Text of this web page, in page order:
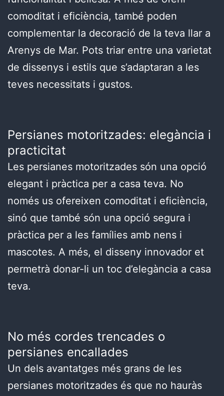
comoditat i eficiència, també poden
complementar la decoració de la teva llar a
Arenys de Mar. Pots triar entre una varietat
de dissenys i estils que s’adaptaran a les
teves necessitats i gustos.
Persianes motoritzades: elegància i
practicitat
Les persianes motoritzades són una opció
elegant i pràctica per a casa teva. No
només us ofereixen comoditat i eficiència,
sinó que també són una opció segura i
pràctica per a les famílies amb nens i
mascotes. A més, el disseny innovador et
permetrà donar-li un toc d’elegància a casa
teva.
No més cordes trencades o
persianes encallades
Un dels avantatges més grans de les
persianes motoritzades és que no hauràs